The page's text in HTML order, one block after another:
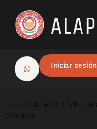
Iniciar sesión
/ ALAPP LIVE –
Urinaria